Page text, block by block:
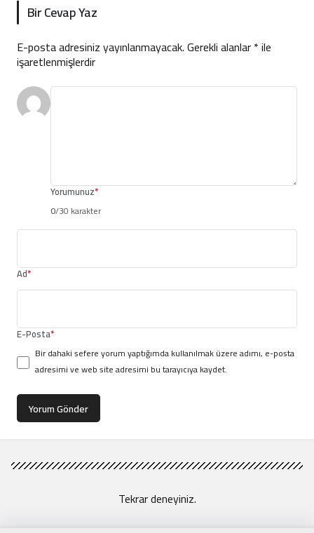
Bir Cevap Yaz
E-posta adresiniz yayınlanmayacak.Gerekli alanlar*ile
işaretlenmişlerdir
Yorumunuz*
0/30 karakter
Ad*
E-Posta*
Bir dahaki sefere yorum yaptığımda kullanılmak üzere adımı, e-posta
adresimi ve web site adresimi bu tarayıcıya kaydet.
Yorum Gönder
Tekrar deneyiniz.